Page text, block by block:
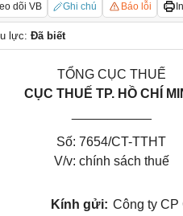
dõi VB Ghi chú Báo lỗi In
lực: Đã biết
TỔNG CỤC THUẾ
CỤC THUẾ TP. HỒ CHÍ
Số: 7654/CT-TTHT
V/v: chính sách thuế
Kính gửi: Công ty